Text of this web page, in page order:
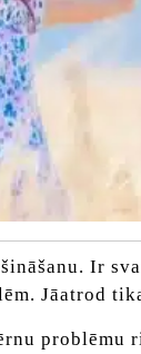
Ir
Jāatrod
problēmu